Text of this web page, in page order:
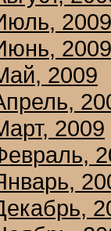
2009
2009
2009
2009